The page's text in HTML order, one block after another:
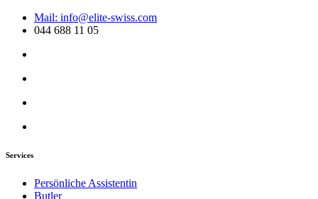
Mail: info@elite-swiss.com
044 688 11 05
Services
Persönliche Assistentin
Butler